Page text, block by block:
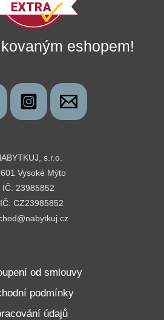
eshopem!
s.r.o.
Vysoké Mýto
IČ: 23985852
CZ23985852
od smlouvy
podmínky
údajů